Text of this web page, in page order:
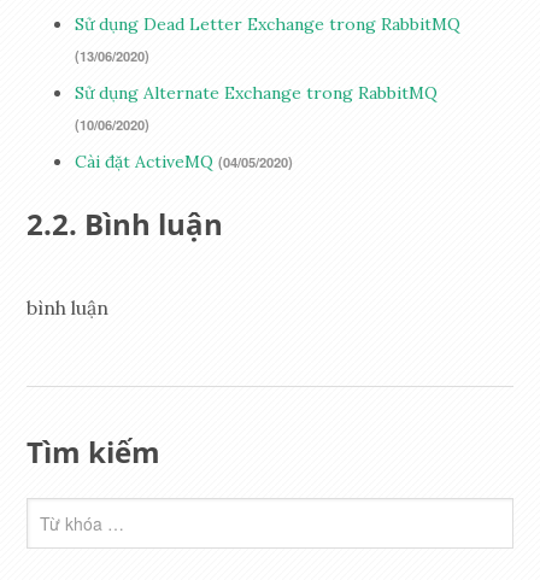
Sử dụng Dead Letter Exchange trong RabbitMQ
(13/06/2020)
Sử dụng Alternate Exchange trong RabbitMQ
(10/06/2020)
Cài đặt ActiveMQ (04/05/2020)
Bình luận
bình luận
Tìm kiếm